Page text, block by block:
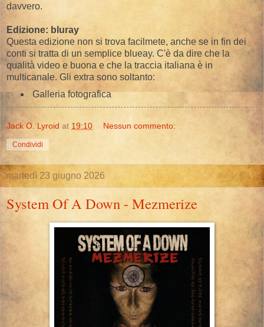
davvero.
Edizione: bluray
Questa edizione non si trova facilmete, anche se in fin dei
conti si tratta di un semplice blueay. C'è da dire che la
qualità video e buona e che la traccia italiana è in
multicanale. Gli extra sono soltanto:
Galleria fotografica
Jack O. Lyroid at 19:10 Nessun commento:
Condividi
martedì 23 giugno 2026
System Of A Down - Mezmerize